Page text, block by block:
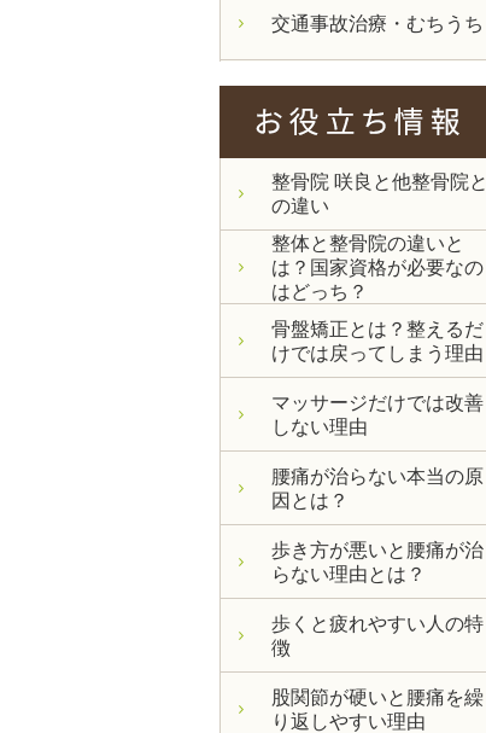
交通事故治療・むちうち
整骨院 咲良と他整骨院と
の違い
整体と整骨院の違いと
は？国家資格が必要なの
はどっち？
骨盤矯正とは？整えるだ
けでは戻ってしまう理由
マッサージだけでは改善
しない理由
腰痛が治らない本当の原
因とは？
歩き方が悪いと腰痛が治
らない理由とは？
歩くと疲れやすい人の特
徴
股関節が硬いと腰痛を繰
り返しやすい理由